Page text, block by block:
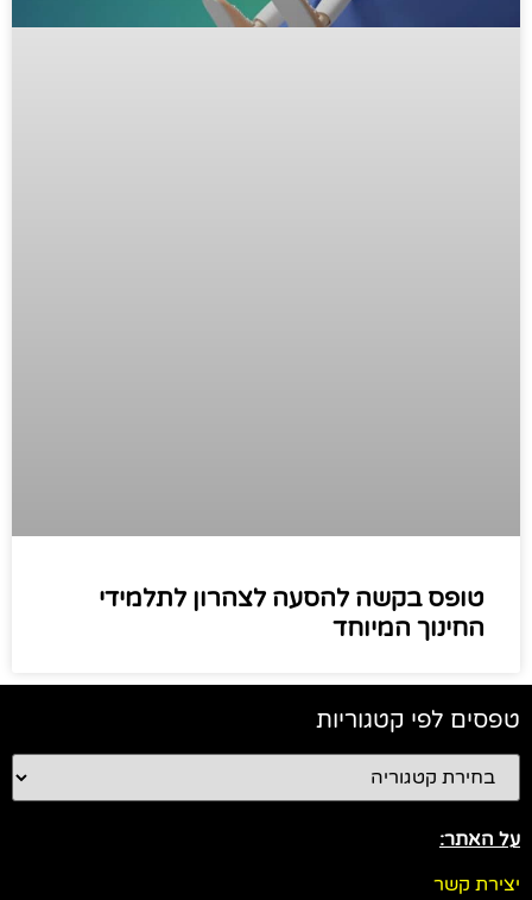
טופס בקשה להסעה לצהרון לתלמידי
החינוך המיוחד
טפסים לפי קטגוריות
על האתר:
יצירת קשר